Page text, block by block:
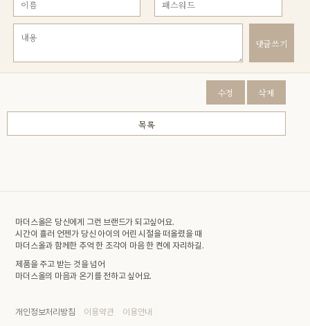
댓글쓰기
수정 삭제
목록
마더스올은 당신에게 그런 브랜드가 되고싶어요.
시간이 흘러 언젠가 당신 아이의 어린 시절을 떠올렸을 때
마더스올과 함께한 추억 한 조각이 마음 한 켠에 자리하길.
제품을 주고 받는 것을 넘어
마더스올의 마음과 온기를 전하고 싶어요.
개인정보처리방침 이용약관 이용안내